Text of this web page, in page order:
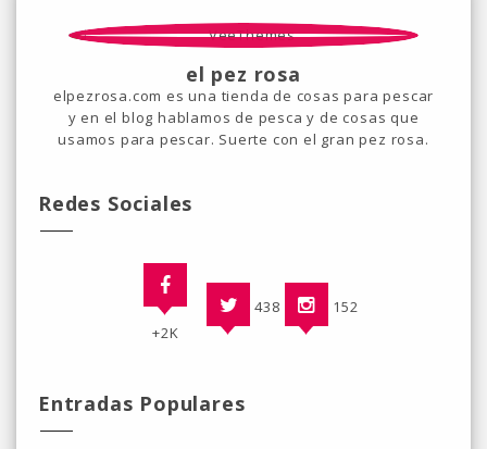
el pez rosa
elpezrosa.com es una tienda de cosas para pescar
y en el blog hablamos de pesca y de cosas que
usamos para pescar. Suerte con el gran pez rosa.
Redes Sociales
+2K
438 152
Entradas Populares